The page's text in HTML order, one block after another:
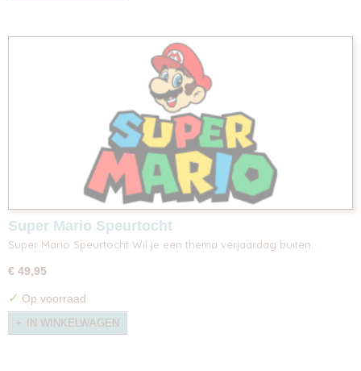
Super Mario Speurtocht
Super Mario Speurtocht Wil je een thema verjaardag buiten…
€ 49,95
✓ Op voorraad
IN WINKELWAGEN